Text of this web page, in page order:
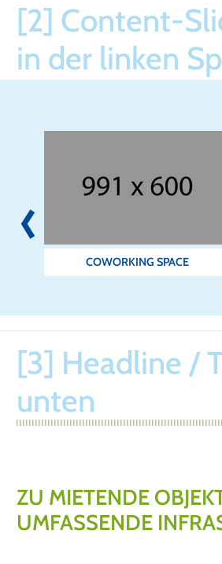
[2] Content-
in der linken
Prev
COWORKING SPACE
[3] Headline /
unten
ZU MIETENDE
UMFASSENDE